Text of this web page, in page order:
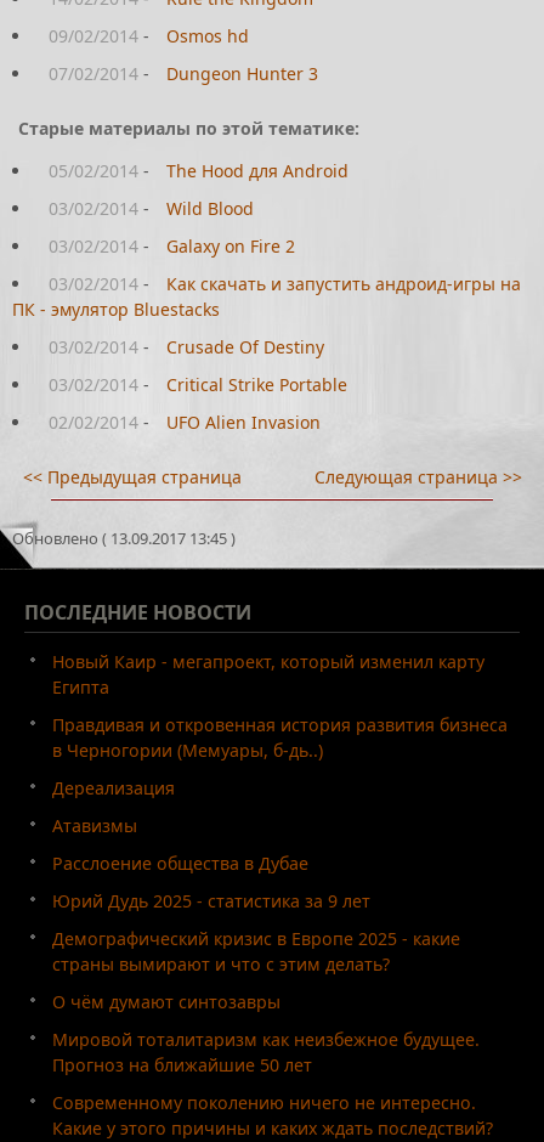
09/02/2014 -
Osmos hd
07/02/2014 - Dungeon Hunter 3
Старые материалы по этой тематике:
05/02/2014 -
The Hood для Android
03/02/2014 -
Wild Blood
03/02/2014 -
Galaxy on Fire 2
03/02/2014 -
Как скачать и запустить андроид-игры на
ПК - эмулятор Bluestacks
03/02/2014 -
Crusade Of Destiny
03/02/2014 -
Critical Strike Portable
02/02/2014 - UFO Alien Invasion
<< Предыдущая страница Следующая страница >>
Обновлено ( 13.09.2017 13:45 )
ПОСЛЕДНИЕ НОВОСТИ
Новый Каир - мегапроект, который изменил карту
Египта
Правдивая и откровенная история развития бизнеса
в Черногории (Мемуары, б-дь..)
Дереализация
Атавизмы
Расслоение общества в Дубае
Юрий Дудь 2025 - статистика за 9 лет
Демографический кризис в Европе 2025 - какие
страны вымирают и что с этим делать?
О чём думают синтозавры
Мировой тоталитаризм как неизбежное будущее.
Прогноз на ближайшие 50 лет
Современному поколению ничего не интересно.
Какие у этого причины и каких ждать последствий?